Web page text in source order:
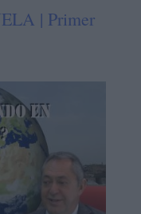
| Primer